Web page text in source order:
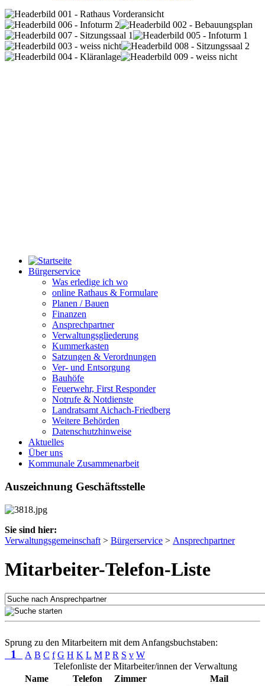
Bürgerservice
Was erledige ich wo
online Rathaus & Formulare
Planen / Bauen
Finanzen
Ansprechpartner
Verwaltungsgliederung
Kummerkasten
Satzungen & Verordnungen
Ver- und Entsorgung
Bauhöfe
Feuerwehr, First Responder
Notrufe & Notdienste
Landratsamt Aichach-Friedberg
Weitere Behörden
Datenschutzhinweise
Aktuelles
Über uns
Kommunale Zusammenarbeit
Auszeichnung Geschäftsstelle
Sie sind hier:
Verwaltungsgemeinschaft > Bürgerservice > Ansprechpartner
Mitarbeiter-Telefon-Liste
Sprung zu den Mitarbeitern mit dem Anfangsbuchstaben:
1 A B C f G H K L M P R S v W
Telefonliste der Mitarbeiter/innen der Verwaltung
Name
Telefon Zimmer Mail